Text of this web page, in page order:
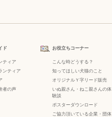
ド
ティア
ンティア
者の声
お役立ちコーナー
こんな時どうする？
知ってほしい犬猫のこと
オリジナルＹ字リード販売
いぬ親さん・ねこ親さんの体
験談
ポスターダウンロード
ご協力頂いている企業・団体